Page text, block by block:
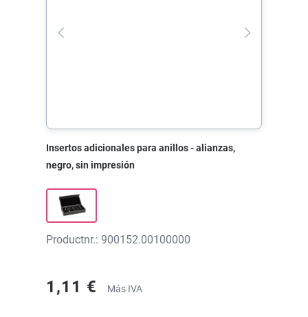
Insertos adicionales para anillos - alianzas,
negro, sin impresión
Productnr.: 900152.00100000
1,11 € Más IVA